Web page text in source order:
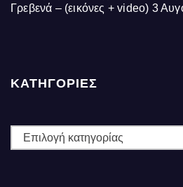
Γρεβενά – (εικόνες + video) 3
ΚΑΤΗΓΟΡΙΕΣ
ΚΑΤΗΓΟΡΙΕΣ